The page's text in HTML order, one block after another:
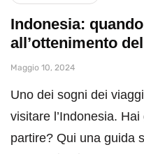
Indonesia:
all’ottenimento
Maggio 10, 2024
Uno dei sogni dei
visitare l’Indonesia.
partire? Qui una guida